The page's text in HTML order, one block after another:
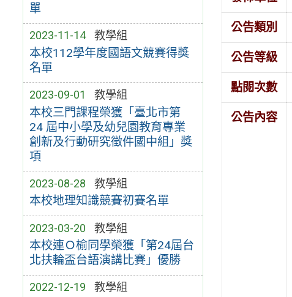
單
2023-11-14 教學組
本校112學年度國語文競賽得獎
名單
2023-09-01 教學組
本校三門課程榮獲「臺北市第
24 屆中小學及幼兒園教育專業
創新及行動研究徵件國中組」獎
項
2023-08-28 教學組
本校地理知識競賽初賽名單
2023-03-20 教學組
本校連Ｏ榆同學榮獲「第24屆台
北扶輪盃台語演講比賽」優勝
2022-12-19 教學組
公告類別
公告等級
點閱次數
公告內容